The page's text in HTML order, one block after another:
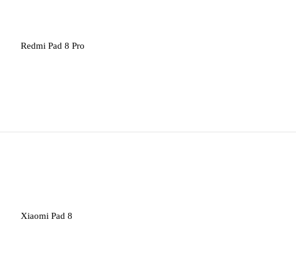
Redmi Pad 8 Pro
Xiaomi Pad 8